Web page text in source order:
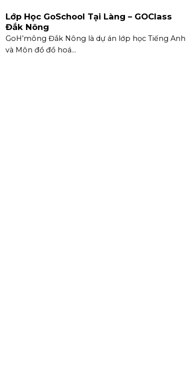
Lớp Học GoSchool Tại Làng – GOClass
Đắk Nông
GoH’mông Đắk Nông là dự án lớp học Tiếng Anh
và Môn đồ đồ hoá...